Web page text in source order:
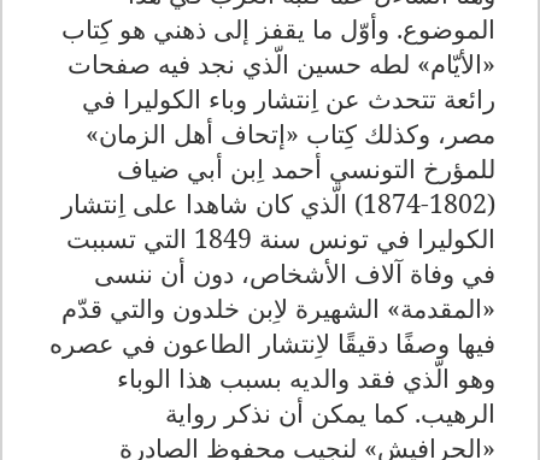
الموضوع. وأوّل ما يقفز إلى ذهني هو كِتاب
«الأيّام» لطه حسين الّذي نجد فيه صفحات
رائعة تتحدث عن اِنتشار وباء الكوليرا في
مصر، وكذلك كِتاب «إتحاف أهل الزمان»
للمؤرخ التونسي أحمد اِبن أبي ضياف
(1802-1874) الّذي كان شاهدا على اِنتشار
الكوليرا في تونس سنة 1849 التي تسببت
في وفاة آلاف الأشخاص، دون أن ننسى
«المقدمة» الشهيرة لاِبن خلدون والتي قدّم
فيها وصفًا دقيقًا لاِنتشار الطاعون في عصره
وهو الّذي فقد والديه بسبب هذا الوباء
الرهيب. كما يمكن أن نذكر رواية
«الحرافيش» لنجيب محفوظ الصادرة